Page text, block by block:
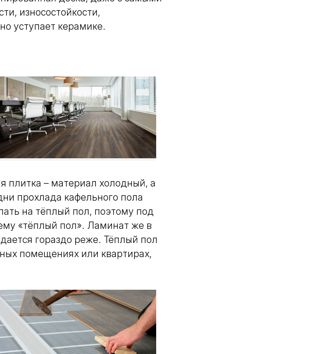
износостойкости,
уступает керамике.
плитка – материал холодный, а
прохлада кафельного пола
на тёплый пол, поэтому под
«тёплый пол». Ламинат же в
гораздо реже. Тёплый пол
помещениях или квартирах,